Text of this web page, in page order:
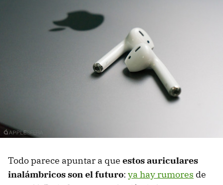
Todo parece apuntar a que estos auriculares
inalámbricos son el futuro: ya hay rumores de